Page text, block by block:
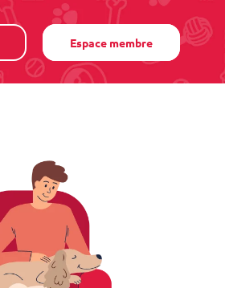
Espace membre